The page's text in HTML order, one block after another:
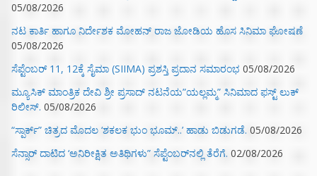
05/08/2026
ನಟ ಕಾರ್ತಿ ಹಾಗೂ ನಿರ್ದೇಶಕ ಮೋಹನ್ ರಾಜ ಜೋಡಿಯ ಹೊಸ ಸಿನಿಮಾ ಘೋಷಣೆ
05/08/2026
ಸೆಪ್ಟೆಂಬರ್ 11, 12ಕ್ಕೆ ಸೈಮಾ (SIIMA) ಪ್ರಶಸ್ತಿ ಪ್ರದಾನ ಸಮಾರಂಭ 05/08/2026
ಮ್ಯೂಸಿಕ್‌ ಮಾಂತ್ರಿಕ ದೇವಿ ಶ್ರೀ ಪ್ರಸಾದ್ ನಟನೆಯ”ಯಲ್ಲಮ್ಮ” ಸಿನಿಮಾದ ಫಸ್ಟ್‌ ಲುಕ್‌
ರಿಲೀಸ್. 05/08/2026
“ಸ್ಪಾರ್ಕ್” ಚಿತ್ರದ ಮೊದಲ‌ ‘ಶಕಲಕ ಭುಂ‌ ಭೂಮ್..’ ಹಾಡು ಬಿಡುಗಡೆ. 05/08/2026
ಸೆನ್ಸಾರ್ ದಾಟಿದ ‘ಅನಿರೀಕ್ಷಿತ ಅತಿಥಿಗಳು” ಸೆಪ್ಟೆಂಬರ್‌ನಲ್ಲಿ ತೆರೆಗೆ. 02/08/2026